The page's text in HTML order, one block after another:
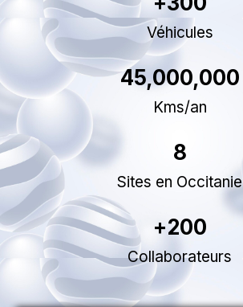
Véhicules
45,000,000
Kms/an
8
Sites en Occitanie
+200
Collaborateurs